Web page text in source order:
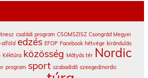
családi program CSOMSZISZ Csongrád Megyei
alföld edzés EFOP Facebook hétvége kirándulás
Kéktúra közösség Mátyás tér Nordic
program sport szabadidő szeegedinordic